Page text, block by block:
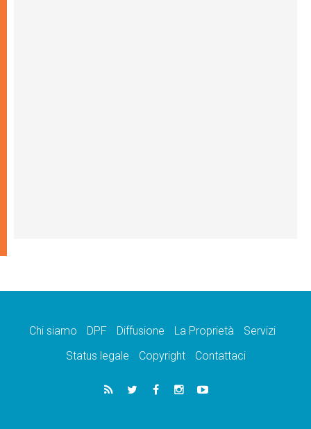
Chi siamo DPF Diffusione La Proprietà
Servizi
Status legale
Copyright Contattaci